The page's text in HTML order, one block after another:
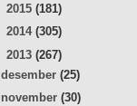
2015 (181)
2014 (305)
2013 (267)
desember(25)
november(30)